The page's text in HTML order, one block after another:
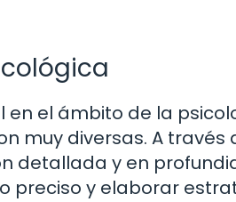
el ámbito de la
muy diversas. A través
detallada y en
preciso y elaborar